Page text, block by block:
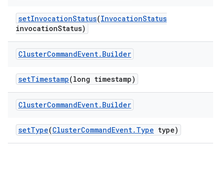
setInvocationStatus(InvocationStatus
invocationStatus)
ClusterCommandEvent. Builder
setTimestamp(long timestamp)
ClusterCommandEvent. Builder
setType(ClusterCommandEvent. Type type)